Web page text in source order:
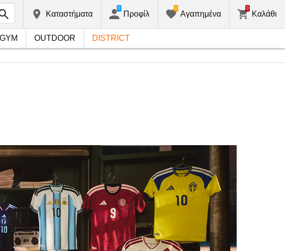
Kαταστήματα Προφίλ
0
Αγαπημένα
0
Καλάθι
0
GYM OUTDOOR DISTRICT